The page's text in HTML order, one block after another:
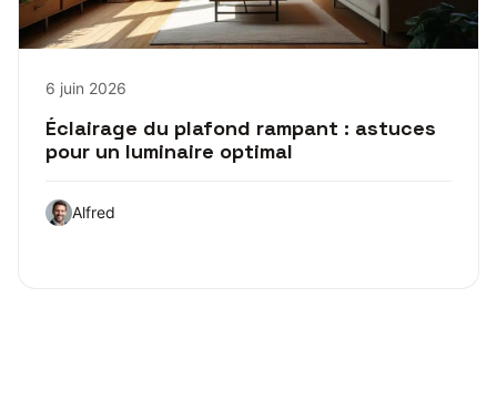
6 juin 2026
Éclairage du plafond rampant : astuces
pour un luminaire optimal
Alfred